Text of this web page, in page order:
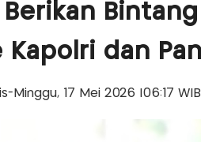
Berikan Bintang
dan
Minggu, 17 Mei 2026 |06:17 WIB